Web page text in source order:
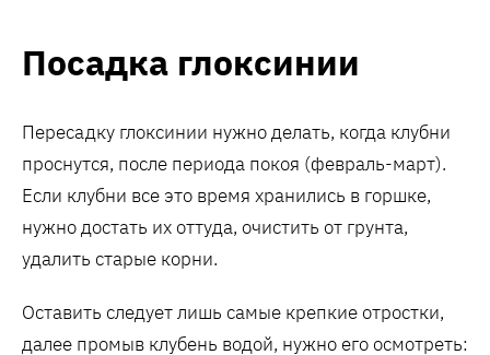
Посадка глоксинии
Пересадку глоксинии нужно делать, когда клубни
проснутся, после периода покоя (февраль-март).
Если клубни все это время хранились в горшке,
нужно достать их оттуда, очистить от грунта,
удалить старые корни.
Оставить следует лишь самые крепкие отростки,
далее промыв клубень водой, нужно его осмотреть: